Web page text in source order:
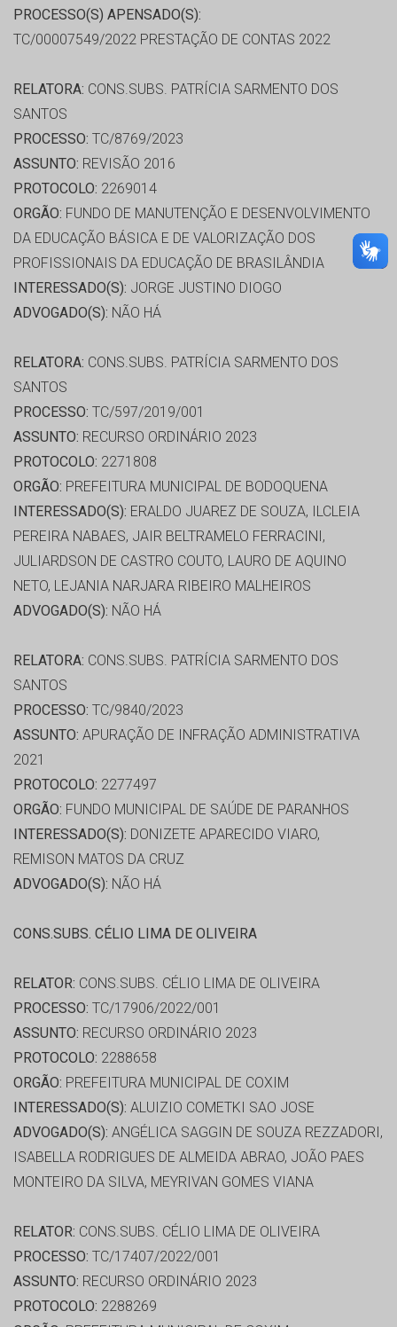
PROCESSO(S) APENSADO(S):
TC/00007549/2022 PRESTAÇÃO DE CONTAS 2022
RELATORA: CONS.SUBS. PATRÍCIA SARMENTO DOS
SANTOS
PROCESSO: TC/8769/2023
ASSUNTO: REVISÃO 2016
PROTOCOLO: 2269014
ORGÃO: FUNDO DE MANUTENÇÃO E DESENVOLVIMENTO
DA EDUCAÇÃO BÁSICA E DE VALORIZAÇÃO DOS
PROFISSIONAIS DA EDUCAÇÃO DE BRASILÂNDIA
INTERESSADO(S): JORGE JUSTINO DIOGO
ADVOGADO(S): NÃO HÁ
RELATORA: CONS.SUBS. PATRÍCIA SARMENTO DOS
SANTOS
PROCESSO: TC/597/2019/001
ASSUNTO: RECURSO ORDINÁRIO 2023
PROTOCOLO: 2271808
ORGÃO: PREFEITURA MUNICIPAL DE BODOQUENA
INTERESSADO(S): ERALDO JUAREZ DE SOUZA, ILCLEIA
PEREIRA NABAES, JAIR BELTRAMELO FERRACINI,
JULIARDSON DE CASTRO COUTO, LAURO DE AQUINO
NETO, LEJANIA NARJARA RIBEIRO MALHEIROS
ADVOGADO(S): NÃO HÁ
RELATORA: CONS.SUBS. PATRÍCIA SARMENTO DOS
SANTOS
PROCESSO: TC/9840/2023
ASSUNTO: APURAÇÃO DE INFRAÇÃO ADMINISTRATIVA
2021
PROTOCOLO: 2277497
ORGÃO: FUNDO MUNICIPAL DE SAÚDE DE PARANHOS
INTERESSADO(S): DONIZETE APARECIDO VIARO,
REMISON MATOS DA CRUZ
ADVOGADO(S): NÃO HÁ
CONS.SUBS. CÉLIO LIMA DE OLIVEIRA
RELATOR: CONS.SUBS. CÉLIO LIMA DE OLIVEIRA
PROCESSO: TC/17906/2022/001
ASSUNTO: RECURSO ORDINÁRIO 2023
PROTOCOLO: 2288658
ORGÃO: PREFEITURA MUNICIPAL DE COXIM
INTERESSADO(S): ALUIZIO COMETKI SAO JOSE
ADVOGADO(S): ANGÉLICA SAGGIN DE SOUZA REZZADORI,
ISABELLA RODRIGUES DE ALMEIDA ABRAO, JOÃO PAES
MONTEIRO DA SILVA, MEYRIVAN GOMES VIANA
RELATOR: CONS.SUBS. CÉLIO LIMA DE OLIVEIRA
PROCESSO: TC/17407/2022/001
ASSUNTO: RECURSO ORDINÁRIO 2023
PROTOCOLO: 2288269